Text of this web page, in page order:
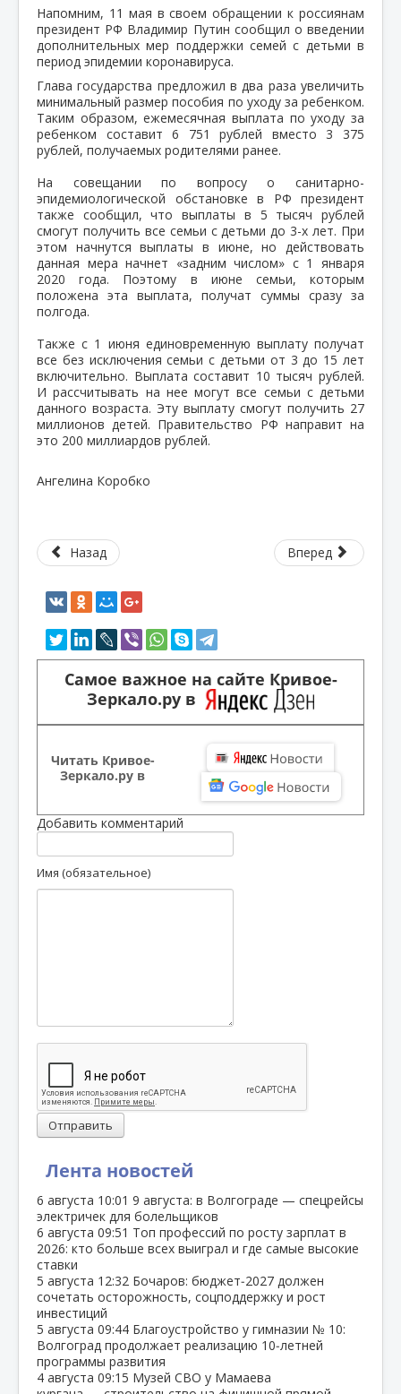
Лента новостей
6 августа 10:01 9 августа: в Волгограде — спецрейсы
электричек для болельщиков
6 августа 09:51 Топ профессий по росту зарплат в
2026: кто больше всех выиграл и где самые высокие
ставки
5 августа 12:32 Бочаров: бюджет‑2027 должен
сочетать осторожность, соцподдержку и рост
инвестиций
5 августа 09:44 Благоустройство у гимназии № 10:
Волгоград продолжает реализацию 10‑летней
программы развития
4 августа 09:15 Музей СВО у Мамаева
Напомним, 11 мая в своем обращении к россиянам
президент РФ Владимир Путин сообщил о введении
дополнительных мер поддержки семей с детьми в
период эпидемии коронавируса.
Глава государства предложил в два раза увеличить
минимальный размер пособия по уходу за ребенком.
Таким образом, ежемесячная выплата по уходу за
ребенком составит 6 751 рублей вместо 3 375
рублей, получаемых родителями ранее.
На совещании по вопросу о санитарно-
эпидемиологической обстановке в РФ президент
также сообщил, что выплаты в 5 тысяч рублей
смогут получить все семьи с детьми до 3-х лет. При
этом начнутся выплаты в июне, но действовать
данная мера начнет «задним числом» с 1 января
2020 года. Поэтому в июне семьи, которым
положена эта выплата, получат суммы сразу за
полгода.
Также с 1 июня единовременную выплату получат
все без исключения семьи с детьми от 3 до 15 лет
включительно. Выплата составит 10 тысяч рублей.
И рассчитывать на нее могут все семьи с детьми
данного возраста. Эту выплату смогут получить 27
миллионов детей. Правительство РФ направит на
это 200 миллиардов рублей.
Ангелина Коробко
Назад Вперед
Самое важное на сайте Кривое-
Зеркало.ру в
Читать Кривое-
Зеркало.ру в
Добавить комментарий
Имя (обязательное)
Отправить